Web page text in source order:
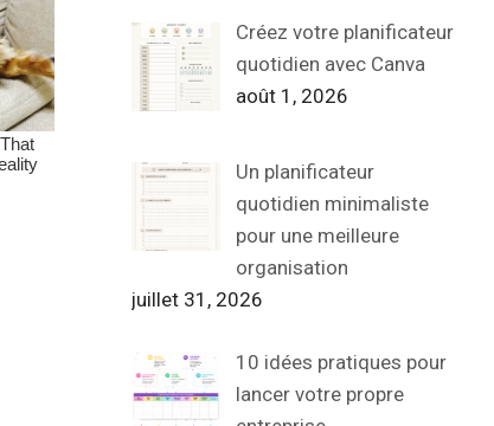
Créez votre planificateur
quotidien avec Canva
août 1, 2026
Un planificateur
quotidien minimaliste
pour une meilleure
organisation
juillet 31, 2026
10 idées pratiques pour
lancer votre propre